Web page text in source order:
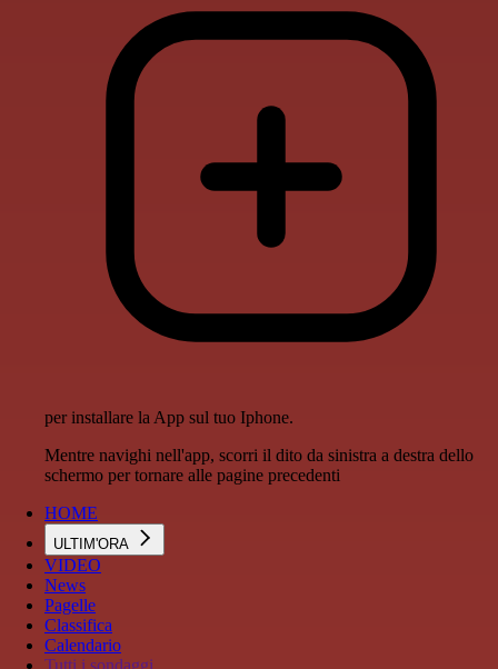
per installare la App sul tuo Iphone.
Mentre navighi nell'app, scorri il dito da sinistra a destra dello
schermo per tornare alle pagine precedenti
HOME
ULTIM'ORA
VIDEO
News
Pagelle
Classifica
Calendario